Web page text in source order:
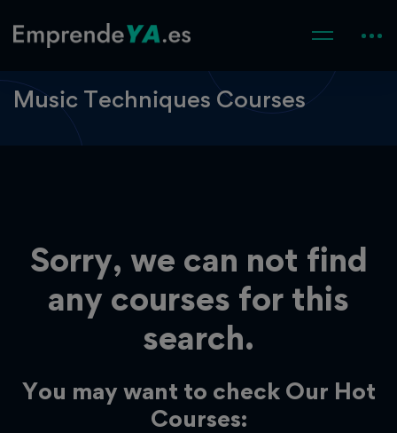
Music Techniques Courses
Sorry, we can not find
any courses for this
search.
You may want to check Our Hot
Courses: